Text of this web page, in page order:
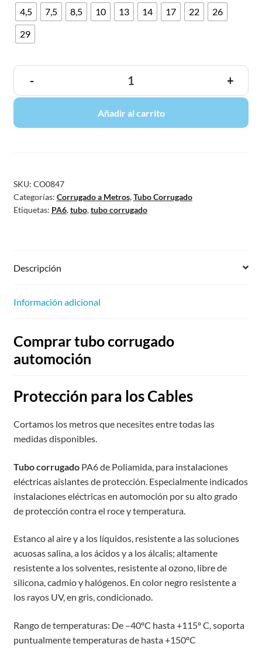
4,5 7,5 8,5 10 13 14 17 22
26
29
- +
Añadir al carrito
SKU: CO0847
Categorías: Corrugado a Metros,Tubo Corrugado
Etiquetas: PA6,tubo,tubo corrugado
Descripción
Información adicional
Comprar tubo corrugado
automoción
Protección para los Cables
Cortamos los metros que necesites entre todas las
medidas disponibles.
Tubo corrugadoPA6 de Poliamida, para instalaciones
eléctricas aislantes de protección. Especialmente indicados
instalaciones eléctricas en automoción por su alto grado
de protección contra el roce y temperatura.
Estanco al aire y a los líquidos, resistente a las soluciones
acuosas salina, a los ácidos y a los álcalis; altamente
resistente a los solventes, resistente al ozono, libre de
silicona, cadmio y halógenos. En color negro resistente a
los rayos UV, en gris, condicionado.
Rango de temperaturas: De –40ºC hasta +115º C, soporta
puntualmente temperaturas de hasta +150ºC